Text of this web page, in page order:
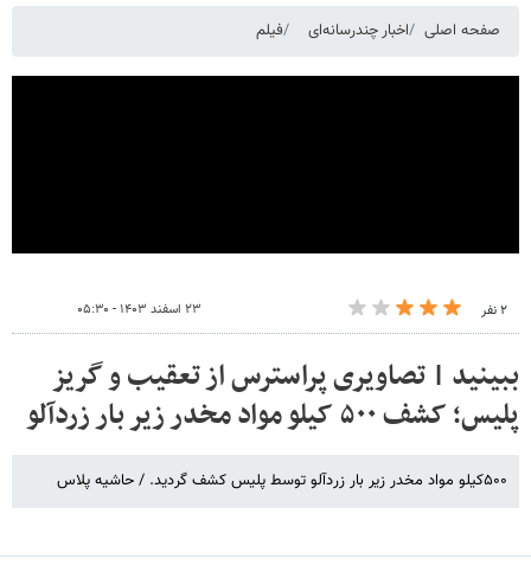
صفحه اصلی اخبار چندرسانه‌ای فیلم
۲ نفر ۲۳ اسفند ۱۴۰۳ - ۰۵:۳۰
ببینید | تصاویری پراسترس از تعقیب و گریز
پلیس؛ کشف ۵۰۰ کیلو مواد مخدر زیر بار زردآلو
۵۰۰کیلو مواد مخدر زیر بار زردآلو توسط پلیس کشف گردید. / حاشیه پلاس